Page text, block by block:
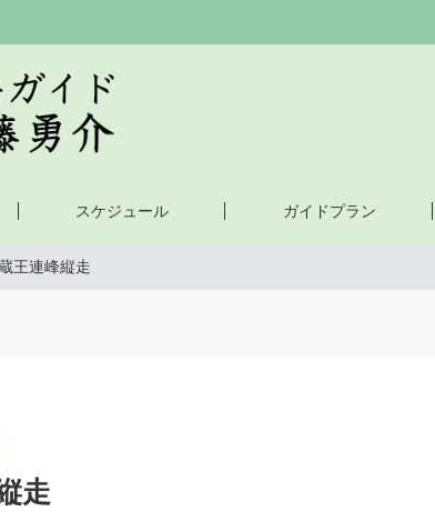
スケジュール ガイドプラン
王連峰縦走
走